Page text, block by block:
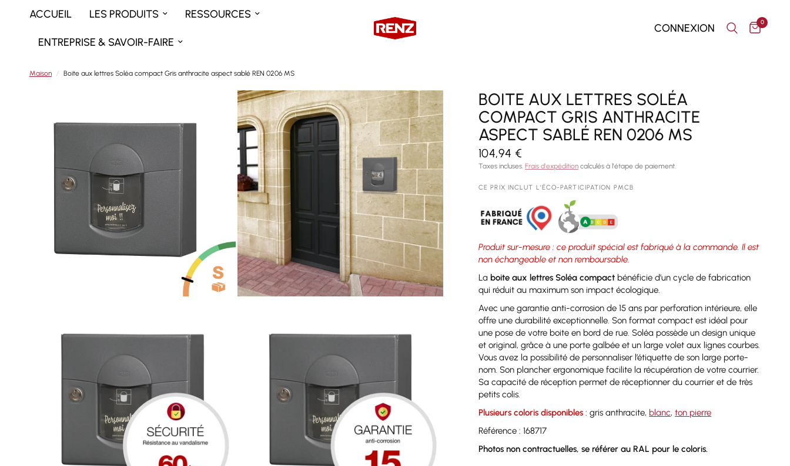
ACCUEIL LES PRODUITS RESSOURCES
ENTREPRISE & SAVOIR-FAIRE
CONNEXION 0
Maison / Boite aux lettres Soléa compact Gris anthracite aspect sablé REN 0206 MS
BOITE AUX LETTRES SOLÉA
COMPACT GRIS ANTHRACITE
ASPECT SABLÉ REN 0206 MS
104,94 €
Taxes incluses. Frais d'expédition calculés à l'étape de paiement.
CE PRIX INCLUT L’ÉCO-PARTICIPATION PMCB
Produit sur-mesure : ce produit spécial est fabriqué à la commande. Il est
non échangeable et non remboursable.
La boite aux lettres Soléa compact bénéficie d’un cycle de fabrication
qui réduit au maximum son impact écologique.
Avec une garantie anti-corrosion de 15 ans par perforation intérieure, elle
offre une durabilité exceptionnelle. Son format compact est idéal pour
une pose de votre boite en bord de rue. Soléa possède un design unique
et original, grâce à une porte galbée et un large volet aux lignes courbes.
Vous avez la possibilité de personnaliser l’étiquette de son large porte-
nom. Son plancher ergonomique facilite la récupération de votre courrier.
Sa capacité de réception permet de réceptionner du courrier et de très
petits colis.
Plusieurs coloris disponibles : gris anthracite, blanc,ton pierre
Référence : 168717
Photos non contractuelles, se référer au RAL pour le coloris.